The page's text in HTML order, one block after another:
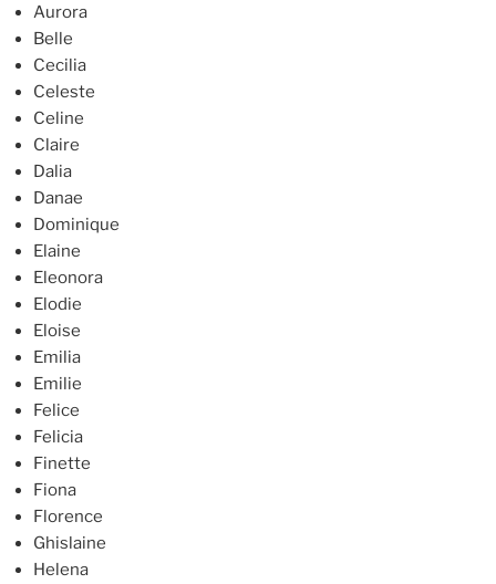
Aurora
Belle
Cecilia
Celeste
Celine
Claire
Dalia
Danae
Dominique
Elaine
Eleonora
Elodie
Eloise
Emilia
Emilie
Felice
Felicia
Finette
Fiona
Florence
Ghislaine
Helena